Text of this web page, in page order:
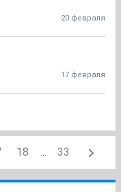
20 февраля
17 февраля
18 ... 33